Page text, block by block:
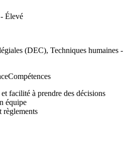
Élevé
(DEC), Techniques humaines -
facilité à prendre des décisions
équipe
règlements